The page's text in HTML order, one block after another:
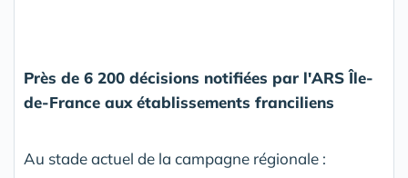
Près de 6 200 décisions notifiées par l'ARS Île-
de-France aux établissements franciliens
Au stade actuel de la campagne régionale :